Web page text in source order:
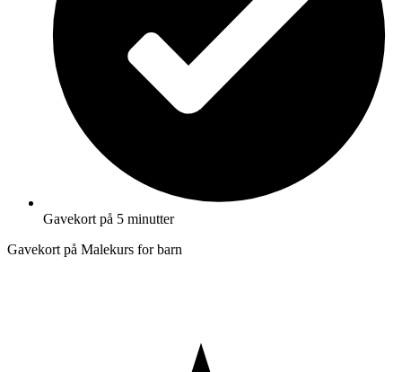
Gavekort på 5 minutter
Gavekort på Malekurs for barn